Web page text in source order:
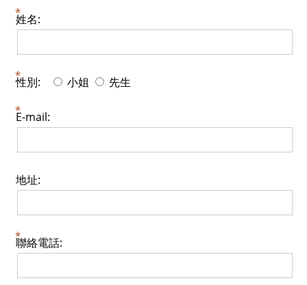
姓名:
性別: 小姐 先生
E-mail:
地址:
聯絡電話: